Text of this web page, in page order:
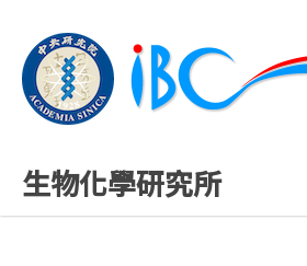
生物化學研究所
精彩研究